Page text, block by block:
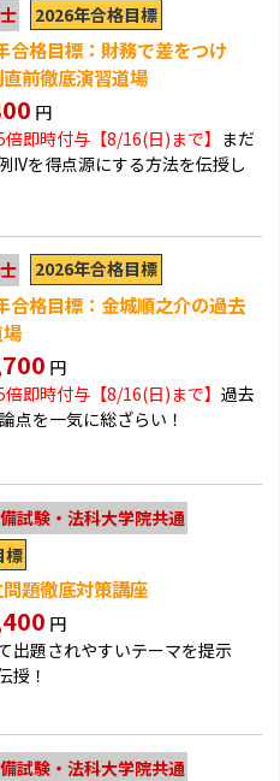
2026年合格目標
合格目標：財務で差をつけ
前徹底演習道場
円
即時付与【8/16(日)まで】 まだ
IVを得点源にする方法を伝授し
2026年合格目標
合格目標：金城順之介の過去
円
即時付与【8/16(日)まで】 過去
点を一気に総ざらい！
試験・法科大学院共通
標
題徹底対策講座
円
出題されやすいテーマを提示
授！
試験・法科大学院共通